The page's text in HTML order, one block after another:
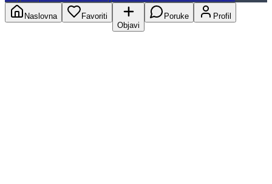
Naslovna
Favoriti
Objavi
Poruke Profil